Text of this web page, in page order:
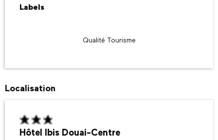
Labels
Labels
Qualité Tourisme
Localisation
Hôtel Ibis Douai-Centre